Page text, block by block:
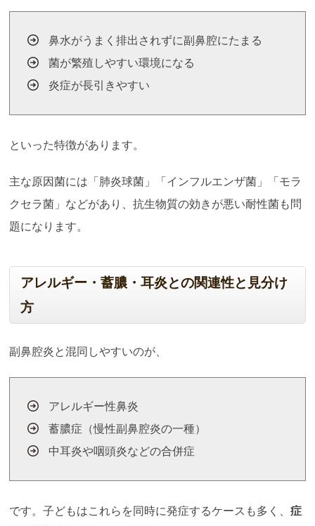
鼻水がうまく排出されずに副鼻腔にたまる
菌が繁殖しやすい環境になる
炎症が長引きやすい
といった特徴があります。
主な原因菌には「肺炎球菌」「インフルエンザ菌」「モラ
クセラ菌」などがあり、抗生物質の効きが悪い耐性菌も問
題になります。
アレルギー・蓄膿・耳炎との関連性と見分け
方
副鼻腔炎と混同しやすいのが、
アレルギー性鼻炎
蓄膿症（慢性副鼻腔炎の一種）
中耳炎や咽頭炎などの合併症
です。子どもはこれらを同時に発症するケースも多く、症